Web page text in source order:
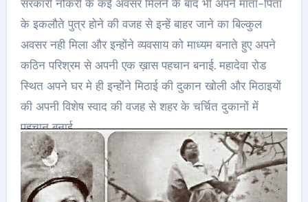
सरकारी नौकरी के कई अवसर मिलने के बाद भी अपने माता-पिता
के इकलौते पुत्र होने की वजह से इन्हें बाहर जाने का बिल्कुल
अवसर नही मिला और इन्होंने व्यवसाय को माध्यम बनाते हुए अपने
कठिन परिश्रम से अपनी एक ख़ास पहचान बनाई. महादेवा रोड
स्थित अपने घर मे ही इन्होंने मिठाई की दुकान खोली और मिठाइयों
की अपनी विशेष स्वाद की वजह से शहर के चर्चित दुकानों में
पहचान बनाई.